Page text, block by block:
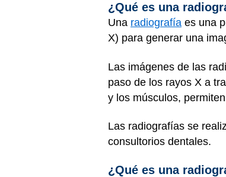
¿Qué es una
Una radiografía es una
X) para generar una
Las imágenes de las
paso de los rayos X a
y los músculos,
Las radiografías se
consultorios dentales.
¿Qué es una